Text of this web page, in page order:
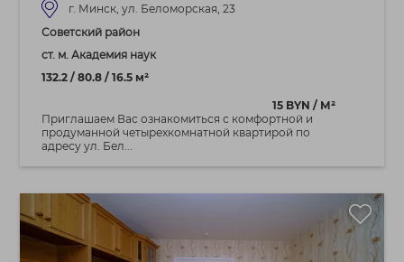
г. Минск, ул. Беломорская, 23
Советский район
ст. м. Академия наук
132.2 / 80.8 / 16.5 м²
15 BYN / М²
Приглашаем Вас ознакомиться с комфортной и
продуманной четырехкомнатной квартирой по
адресу ул. Бел...